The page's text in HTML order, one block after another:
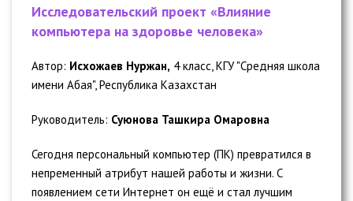
Исследовательский проект «Влияние
компьютера на здоровье человека»
Автор: Исхожаев Нуржан, 4 класс, КГУ "Средняя школа
имени Абая", Республика Казахстан
Руководитель: Суюнова Ташкира Омаровна
Сегодня персональный компьютер (ПК) превратился в
непременный атрибут нашей работы и жизни. С
появлением сети Интернет он ещё и стал лучшим